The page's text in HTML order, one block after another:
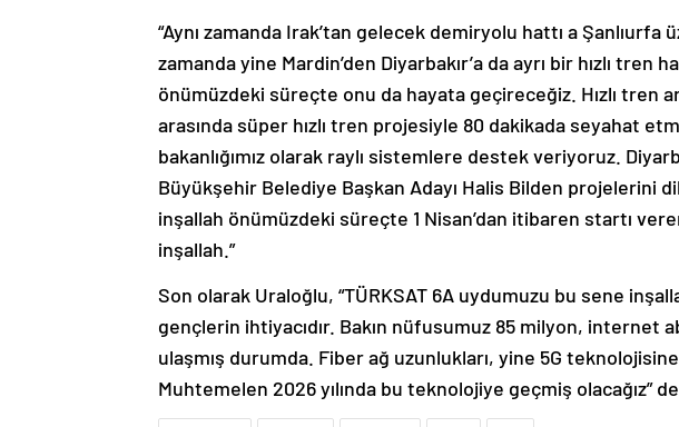
“Aynı zamanda Irak’tan gelecek demiryolu hattı a
zamanda yine Mardin’den Diyarbakır’a da ayrı bir hızlı tren
önümüzdeki süreçte onu da hayata geçireceğiz. Hızlı tren
arasında süper hızlı tren projesiyle 80 dakikada seyahat
bakanlığımız olarak raylı sistemlere destek veriyoruz.
Büyükşehir Belediye Başkan Adayı Halis Bilden projelerini
inşallah önümüzdeki süreçte 1 Nisan’dan itibaren startı
inşallah.”
Son olarak Uraloğlu, “TÜRKSAT 6A uydumuzu bu sene
gençlerin ihtiyacıdır. Bakın nüfusumuz 85 milyon, internet
ulaşmış durumda. Fiber ağ uzunlukları, yine 5G
Muhtemelen 2026 yılında bu teknolojiye geçmiş olacağız”